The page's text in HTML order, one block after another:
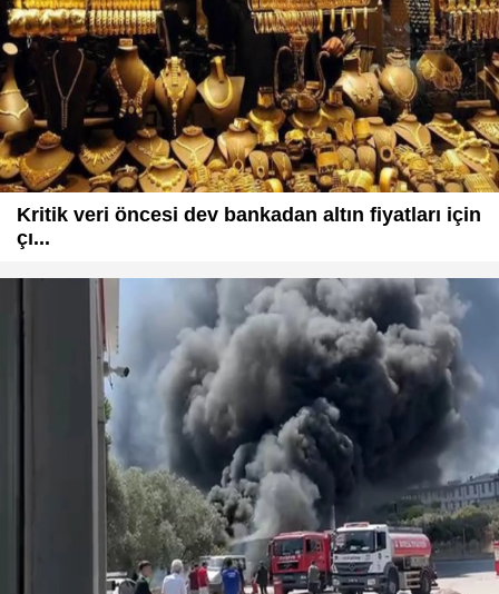
Kritik veri öncesi dev bankadan altın fiyatları için
çı...